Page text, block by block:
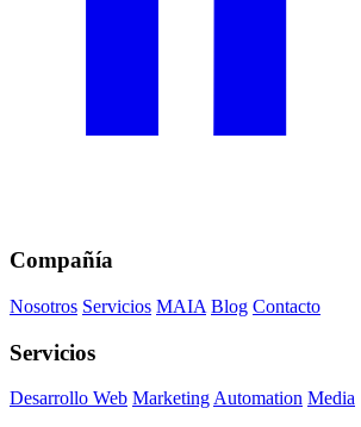
Compañía
Nosotros Servicios MAIA Blog Contacto
Servicios
Desarrollo Web MarketingAutomation Media